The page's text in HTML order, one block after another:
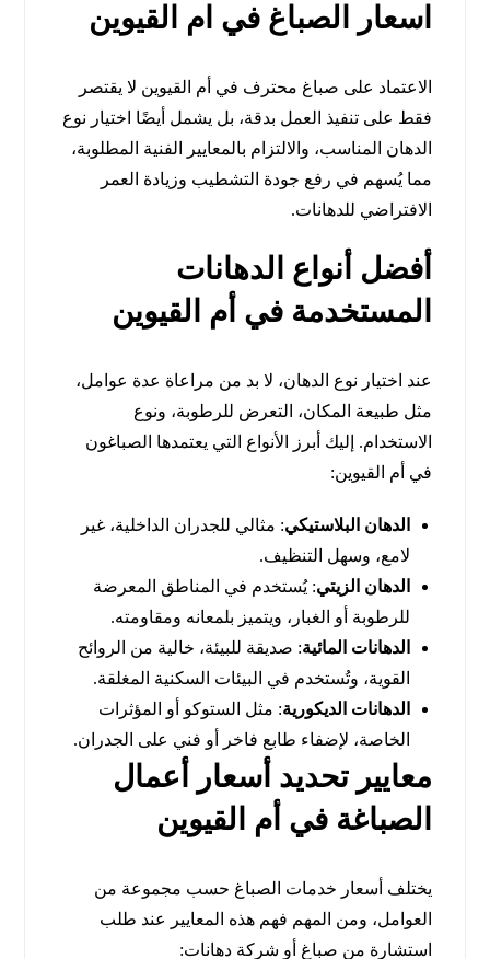
اسعار الصباغ في ام القيوين
الاعتماد على صباغ محترف في أم القيوين لا يقتصر
فقط على تنفيذ العمل بدقة، بل يشمل أيضًا اختيار نوع
الدهان المناسب، والالتزام بالمعايير الفنية المطلوبة،
مما يُسهم في رفع جودة التشطيب وزيادة العمر
الافتراضي للدهانات.
أفضل أنواع الدهانات
المستخدمة في أم القيوين
عند اختيار نوع الدهان، لا بد من مراعاة عدة عوامل،
مثل طبيعة المكان، التعرض للرطوبة، ونوع
الاستخدام. إليك أبرز الأنواع التي يعتمدها الصباغون
في أم القيوين:
الدهان البلاستيكي: مثالي للجدران الداخلية، غير
لامع، وسهل التنظيف.
الدهان الزيتي: يُستخدم في المناطق المعرضة
للرطوبة أو الغبار، ويتميز بلمعانه ومقاومته.
الدهانات المائية: صديقة للبيئة، خالية من الروائح
القوية، وتُستخدم في البيئات السكنية المغلقة.
الدهانات الديكورية: مثل الستوكو أو المؤثرات
الخاصة، لإضفاء طابع فاخر أو فني على الجدران.
معايير تحديد أسعار أعمال
الصباغة في أم القيوين
يختلف أسعار خدمات الصباغ حسب مجموعة من
العوامل، ومن المهم فهم هذه المعايير عند طلب
استشارة من صباغ أو شركة دهانات: